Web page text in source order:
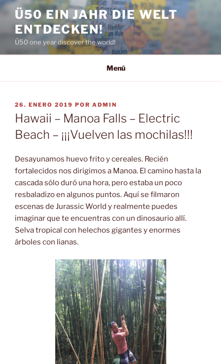
Saltar
contenido
Ü50 EIN JAHR DIE WELT
ENTDECKEN!
Ü50 one year discover the world!
Menú
PUBLICADO
EL
26. ENERO 2019 POR ADMIN
Hawaii – Manoa Falls – Electric
Beach – ¡¡¡Vuelven las mochilas!!!
Desayunamos huevo frito y cereales. Recién
fortalecidos nos dirigimos a Manoa. El camino hasta la
cascada sólo duró una hora, pero estaba un poco
resbaladizo en algunos puntos. Aquí se filmaron
escenas de Jurassic World y realmente puedes
imaginar que te encuentras con un dinosaurio allí.
Selva tropical con helechos gigantes y enormes
árboles con lianas.